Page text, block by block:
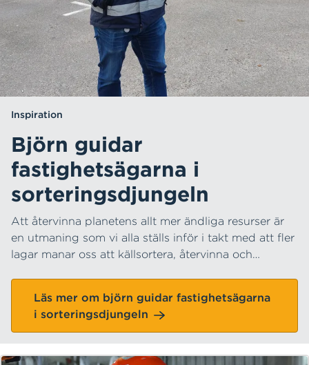
Inspiration
Björn guidar
fastighetsägarna i
sorteringsdjungeln
Att återvinna planetens allt mer ändliga resurser är
en utmaning som vi alla ställs inför i takt med att fler
lagar manar oss att källsortera, återvinna och
avfallsrådgivare Björn Bengtsson och hans kollegor
som kan räta ut frågetecknen och tipsa om smidiga
lösningar.
Läs mer om björn guidar fastighetsägarna
i sorteringsdjungeln